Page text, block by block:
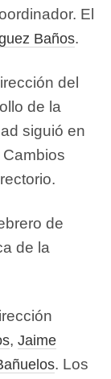
El
Baños.
del
de la
siguió en
de
de la
, Jaime
. Los